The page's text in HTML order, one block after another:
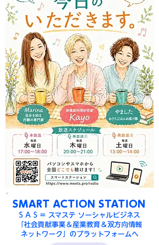
SMART ACTION STATION
S A S = スマステ ソーシャルビジネス
「社会貢献事業＆産業教育＆双方向情報
ネットワーク」のプラットフォームへ